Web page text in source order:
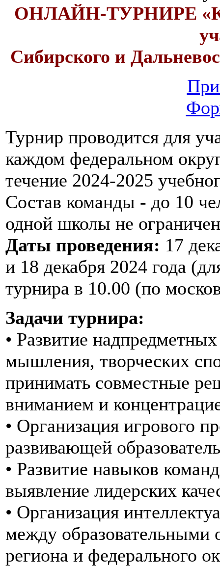
ОНЛАЙН-ТУРНИРЕ
Сибирского и
Турнир проводится для
каждом федеральном
течение 2024-2025
Состав команды - до 10
одной школы не
Даты проведения: 17
и 18 декабря 2024 года
турнира в 10.00 (по
Задачи турнира:
• Развитие
мышления, творческих
принимать совместные
вниманием и
• Организация игрового
развивающей
• Развитие навыков
выявление лидерских
• Организация
между образовательными
региона и федерального